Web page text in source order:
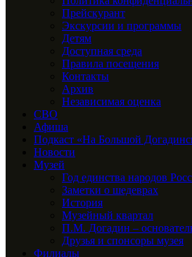
Прейскурант
Экскурсии и программы
Детям
Доступная среда
Правила посещения
Контакты
Архив
Независимая оценка
СВО
Афиша
Подкаст «На Большой
Новости
Музей
Год единства народов
Заметки о шедеврах
История
Музейный квартал
П.М. Догадин –
Друзья и спонсоры музея
Филиалы